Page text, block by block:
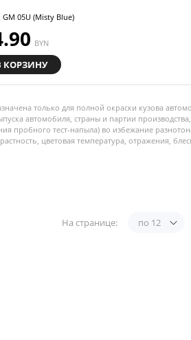
GM 05U (Misty Blue)
BYN
КОРЗИНУ
только для полной окраски кузова
автомобиля, страны и партии
пробного тест-напыла) во избежание
цветовая температура, отражения,
На странице: по 12